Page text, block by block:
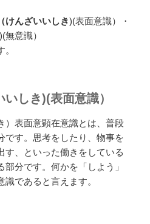
けんざいいしき)(表面意識）
・
)(無意識）
しき)(表面意識）
）表面意顕在意識とは、普段
です。思考をしたり、物事を
す、といった働きをしている
分です。何かを「しよう」
であると言えます。